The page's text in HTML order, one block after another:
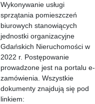
Wykonywanie usługi
sprzątania pomieszczeń
biurowych stanowiących
jednostki organizacyjne
Gdańskich Nieruchomości w
2022 r. Postępowanie
prowadzone jest na portalu e-
zamówienia. Wszystkie
dokumenty znajdują się pod
linkiem: